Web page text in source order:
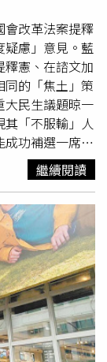
英公司」實際
司以假發票逃漏
疑，檢方調查發
報告中的銷售
達486萬餘元，
隆市府吸走，變
人黃申棟表
林右昌市府的
大日公司獲得
訴書中還說明，
，竟然將招標資
見當時的基隆
口口聲聲說為了
特定政黨的利
白 林右昌任內
言人楊智伃指
任期間，市府
，司法再次還給
大家看到，林右
會改革法案提釋
慮」意見。藍
憲、在諮文加
的「焦土」策
大民生議題晾一
「不服輸」人
功補選一席，
是否還會與藍合
縣市長選情
諱的介入罷免國
略法院已判決
爭議」勝訴的事
的第一塊骨牌。
營以釋憲強烈反
員會，針對民眾
攝）藍營近期針
釋憲進行兵推，
黑抹紅，雙路狂
繼續閱讀